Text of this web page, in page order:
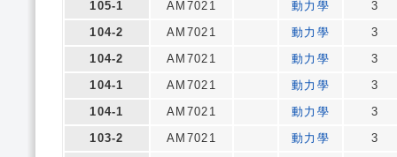
105-1
AM7021 動力學
3
104-2
AM7021 動力學
3
104-2
AM7021 動力學
3
104-1
AM7021 動力學
3
104-1
AM7021 動力學
3
103-2
AM7021 動力學
3